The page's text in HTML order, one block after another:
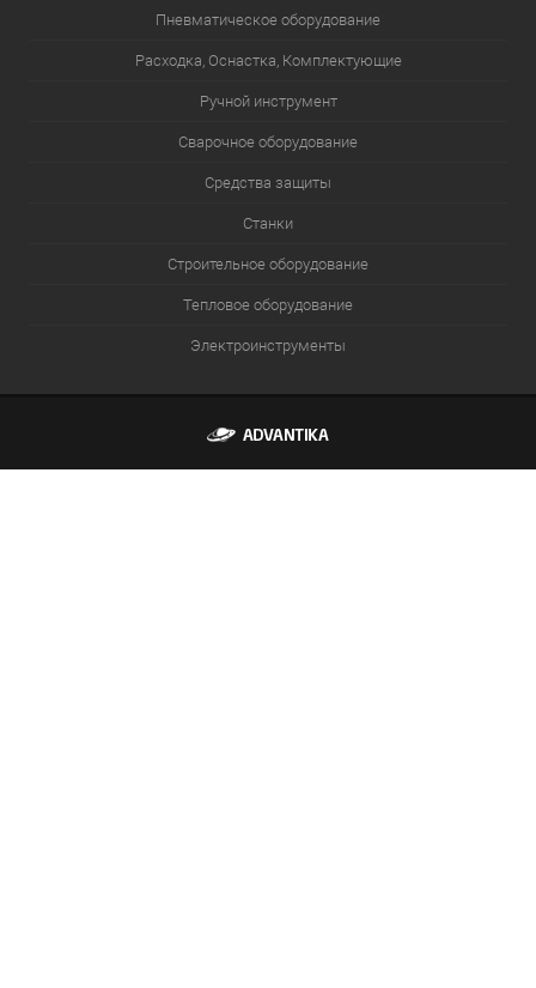
Пневматическое оборудование
Расходка, Оснастка, Комплектующие
Ручной инструмент
Сварочное оборудование
Средства защиты
Станки
Строительное оборудование
Тепловое оборудование
Электроинструменты